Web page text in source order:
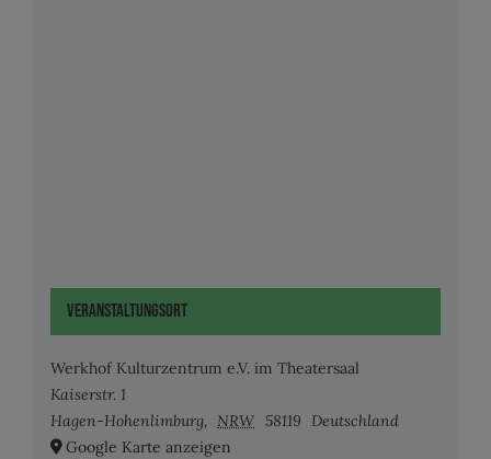
Veranstaltungsort
Werkhof Kulturzentrum e.V. im Theatersaal
Kaiserstr. 1
Hagen-Hohenlimburg, NRW 58119
Deutschland
Google Karte anzeigen